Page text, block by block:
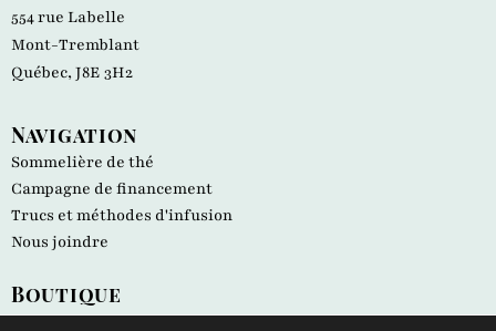
554 rue Labelle
Mont-Tremblant
Québec, J8E 3H2
Navigation
Sommelière de thé
Campagne de financement
Trucs et méthodes d'infusion
Nous joindre
Boutique
Tous les produits